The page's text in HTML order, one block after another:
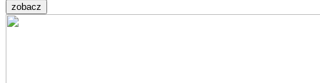
zobacz